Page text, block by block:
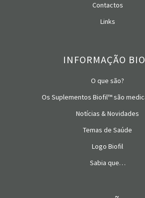
Contactos
Links
INFORMAÇÃO
O que são?
Os Suplementos Biofil™ são
Notícias & Novidades
Temas de Saúde
Logo Biofil
Sabia que…